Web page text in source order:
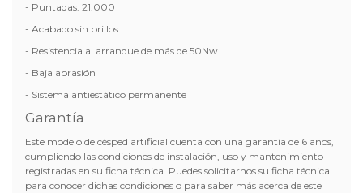
- Puntadas: 21.000
- Acabado sin brillos
- Resistencia al arranque de más de 50Nw
- Baja abrasión
- Sistema antiestático permanente
Garantía
Este modelo de césped artificial cuenta con una garantía de 6 años,
cumpliendo las condiciones de instalación, uso y mantenimiento
registradas en su ficha técnica. Puedes solicitarnos su ficha técnica
para conocer dichas condiciones o para saber más acerca de este